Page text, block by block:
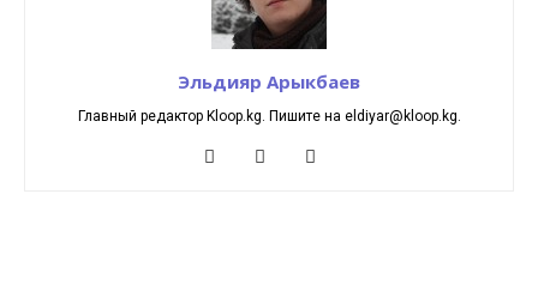
Эльдияр Арыкбаев
Главный редактор Kloop.kg. Пишите на eldiyar@kloop.kg.